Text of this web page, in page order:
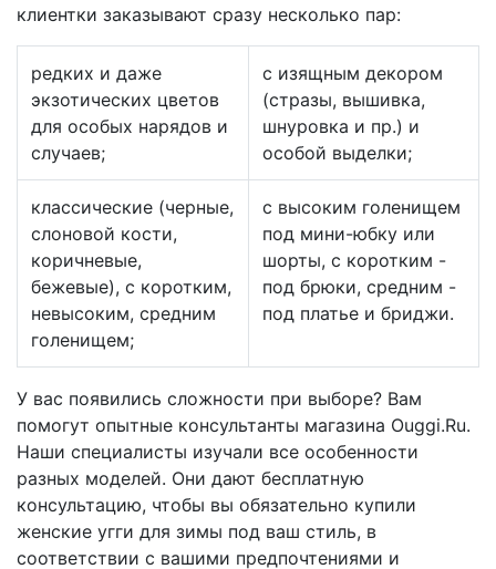
клиентки заказывают сразу несколько пар:
редких и даже
экзотических цветов
для особых нарядов и
случаев;
с изящным декором
(стразы, вышивка,
шнуровка и пр.) и
особой выделки;
классические (черные,
слоновой кости,
коричневые,
бежевые), с коротким,
невысоким, средним
голенищем;
с высоким голенищем
под мини-юбку или
шорты, с коротким -
под брюки, средним -
под платье и бриджи.
У вас появились сложности при выборе? Вам
помогут опытные консультанты магазина Ouggi.Ru.
Наши специалисты изучали все особенности
разных моделей. Они дают бесплатную
консультацию, чтобы вы обязательно купили
женские угги для зимы под ваш стиль, в
соответствии с вашими предпочтениями и